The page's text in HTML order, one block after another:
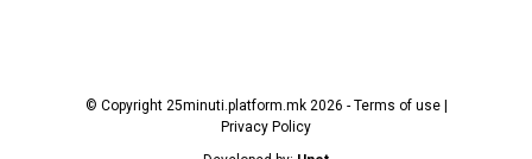
© Copyright 25minuti.platform.mk 2026 - Terms of use |
Privacy Policy